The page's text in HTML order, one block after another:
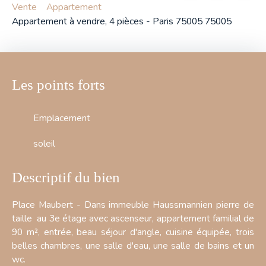
Vente
Appartement
Appartement à vendre, 4 pièces - Paris 75005 75005
Les points forts
Emplacement
soleil
Descriptif du bien
Place Maubert - Dans immeuble Haussmannien pierre de
taille au 3e étage avec ascenseur, appartement familial de
90 m², entrée, beau séjour d'angle, cuisine équipée, trois
belles chambres, une salle d'eau, une salle de bains et un
wc.